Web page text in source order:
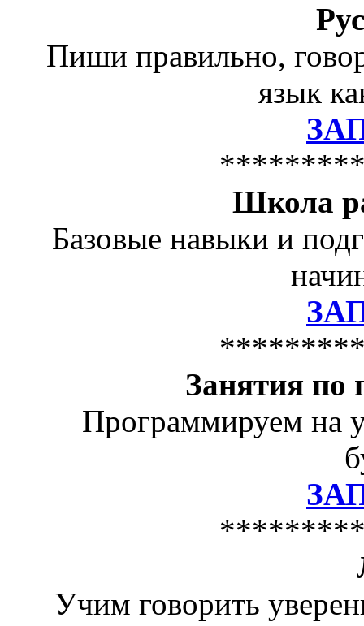
Пиши правильно,
язык
Школа
Базовые навыки и
Занятия по
Программируем на
Учим говорить